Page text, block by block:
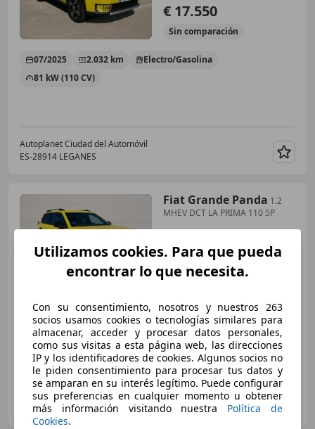
€ 17.550
Sin comparación
07/2025 2.032 km
Electro/Gasolina
81 kW (110 CV)
Autoplanet Ciudad del Automóvil
ES-28914 LEGANES
Fiat Grande Panda 1.2
MHEV DCT LA PRIMA 110 5P
€ 17.550
07/2025 2.032 km
Electro/Gasolina
81 kW (110 CV)
Autoplanet
ES-28914 LEGANES
Utilizamos cookies. Para que pueda
encontrar lo que necesita.
Con su consentimiento, nosotros y nuestros 263
socios usamos cookies o tecnologías similares para
almacenar, acceder y procesar datos personales,
como sus visitas a esta página web, las direcciones
IP y los identificadores de cookies. Algunos socios no
le piden consentimiento para procesar tus datos y
se amparan en su interés legítimo. Puede configurar
sus preferencias en cualquier momento u obtener
más información visitando nuestra Política de
Cookies.